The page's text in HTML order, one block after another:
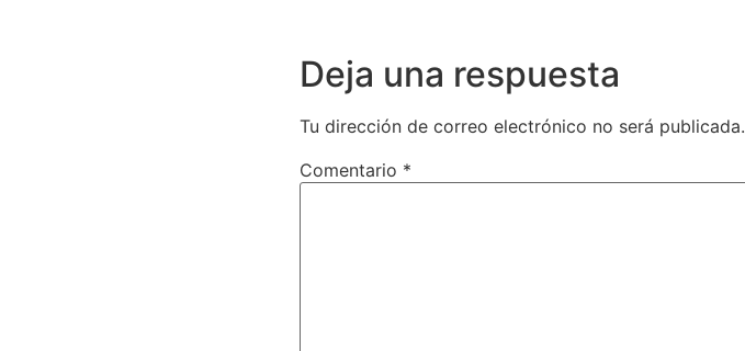
Deja una respuesta
Tu dirección de correo electrónico no será publicada.
Comentario *